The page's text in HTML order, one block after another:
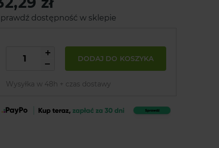
dostępność w sklepie
DODAJ DO KOSZYKA
Wysyłka w 48h + czas dostawy